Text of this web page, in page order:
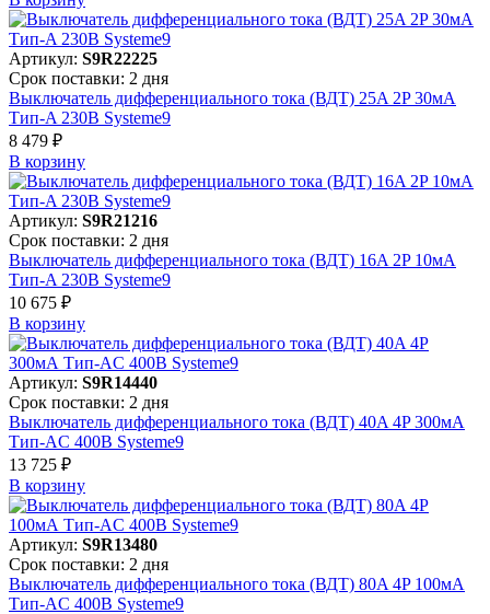
Артикул: S9R22225
Срок поставки: 2 дня
Выключатель дифференциального тока (ВДТ) 25A 2P 30мА
Тип-A 230В Systeme9
8 479 ₽
В корзинy
Артикул: S9R21216
Срок поставки: 2 дня
Выключатель дифференциального тока (ВДТ) 16A 2P 10мА
Тип-A 230В Systeme9
10 675 ₽
В корзинy
Артикул: S9R14440
Срок поставки: 2 дня
Выключатель дифференциального тока (ВДТ) 40A 4P 300мА
Тип-AC 400В Systeme9
13 725 ₽
В корзинy
Артикул: S9R13480
Срок поставки: 2 дня
Выключатель дифференциального тока (ВДТ) 80A 4P 100мА
Тип-AC 400В Systeme9